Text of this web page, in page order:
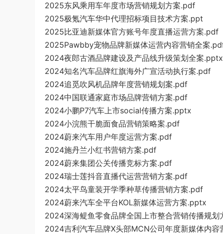
2025东风乘用车年度市场营销规划方案.pdf
2025极氪汽车华中代理招标项目技术方案.ppt
2025比亚迪新媒体官方账号年度直播运营方案.pdf
2025Pawbby宠物品牌新媒体运营内容营销全案
2024夜郎古酒品牌建设及产品线升级策划全案.pptx
2024知名汽车品牌红旗海外广宣活动执行案.pdf
2024追觅吹风机品牌年度营销规划案.pdf
2024中国联通家庭市场品牌营销方案.pdf
2024小鹏P7汽车上市social传播方案.pptx
2024小浣熊干脆面食品营销策略案.pdf
2024蔚来汽车用户年度运营方案.pdf
2024施丹兰小红书营销方案.pdf
2024蔚来集团公关传播竞标方案.pdf
2024瑞士莲抖音直播代运营营销方案.pdf
2024太平鸟童装开学季种草传播营销方案.pdf
2024蔚来汽车全平台KOL新媒体运营方案.pptx
2024深海鳀鱼零食品牌全国上市整合营销传播规划
2024吉利汽车品牌X头部MCN公司年度新媒体内容